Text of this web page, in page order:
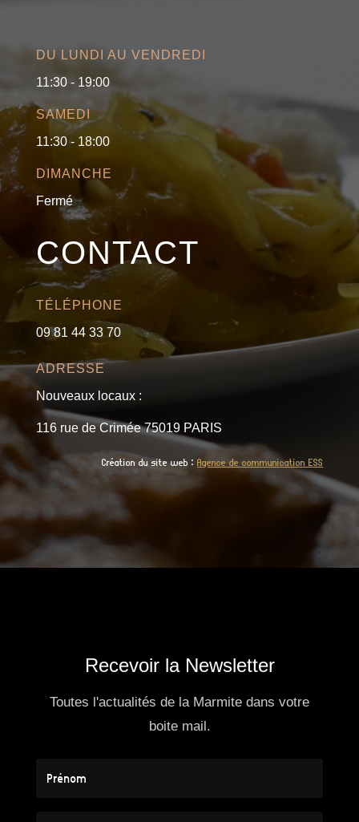
DU LUNDI AU VENDREDI
11:30 - 19:00
SAMEDI
11:30 - 18:00
DIMANCHE
Fermé
CONTACT
TÉLÉPHONE
09 81 44 33 70
ADRESSE
Nouveaux locaux :
116 rue de Crimée 75019 PARIS
Création du site web :Agence de communication ESS
Recevoir la Newsletter
Toutes l'actualités de la Marmite dans votre
boite mail.